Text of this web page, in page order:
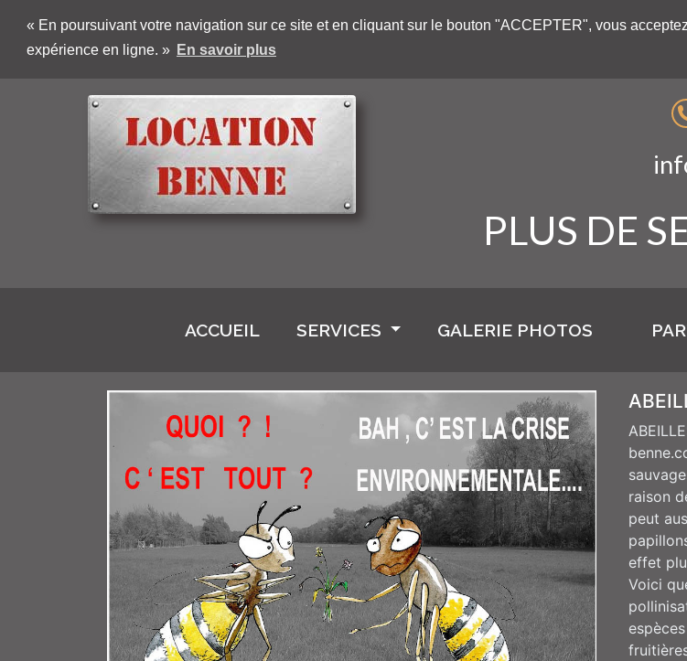
« En poursuivant votre navigation sur ce site et en cliquant sur le bouton "ACCEPTER", vous
expérience en ligne. » En savoir plus
PLUS DE
ACCUEIL(CURRENT)
SERVICES GALERIE PHOTOS
raison
peut
effet
Voici